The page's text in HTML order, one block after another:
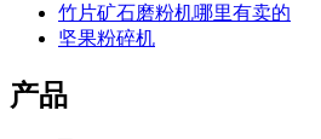
竹片矿石磨粉机哪里有卖的
坚果粉碎机
产品